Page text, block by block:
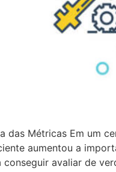
das Métricas Em um
aumentou a
conseguir avaliar de